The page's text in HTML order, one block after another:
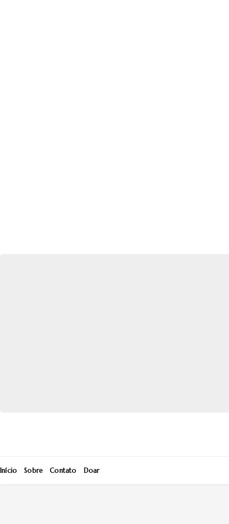
Início Sobre Contato Doar